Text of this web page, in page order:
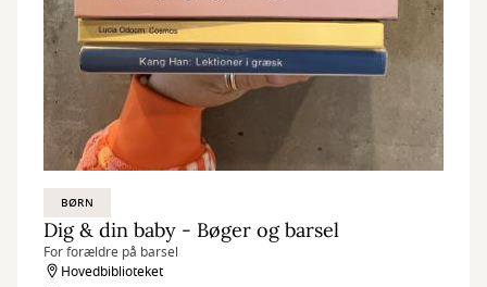
BØRN
Dig & din baby - Bøger og barsel
For forældre på barsel
Hovedbiblioteket